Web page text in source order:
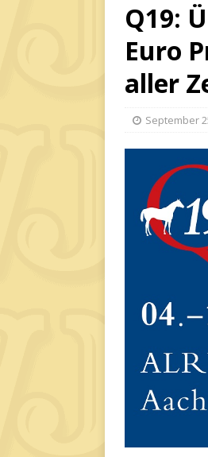
Q19:
Euro
aller
September